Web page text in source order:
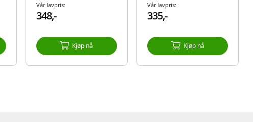
Vår lavpris:
348,-
Kjøp nå
Vår lavpris:
335,-
Kjøp nå